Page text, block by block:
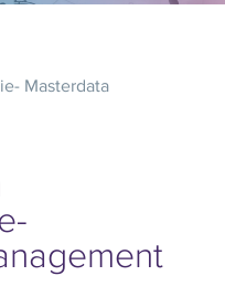
Masterdata